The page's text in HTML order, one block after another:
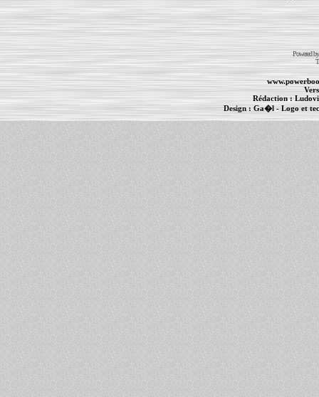
Powered
Rédaction :
Design : Ga�l - Logo et
MacBook Pro